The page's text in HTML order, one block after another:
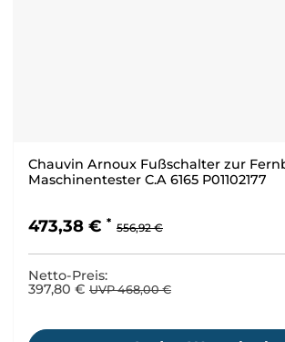
Chauvin Arnoux Fußschalter zur
Maschinentester C.A 6165 P01102177
Verkaufspreis:
473,38 € Regulärer Preis:
556,92 €
Netto-Preis:
397,80 € UVP 468,00 €